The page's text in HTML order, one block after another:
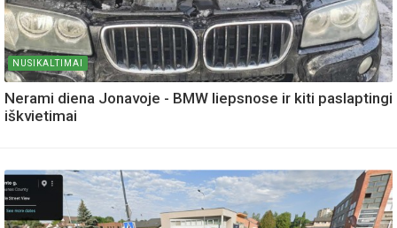
NUSIKALTIMAI
Nerami diena Jonavoje - BMW liepsnose ir kiti paslaptingi
iškvietimai